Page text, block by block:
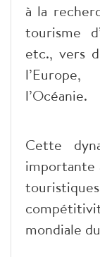
à la
tourisme
etc., vers
l’Océanie.
Cette
importante
mondiale